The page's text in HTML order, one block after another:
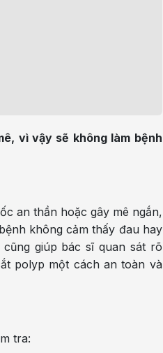
vì vậy sẽ không làm bệnh
an thần hoặc gây mê ngắn,
không cảm thấy đau hay
giúp bác sĩ quan sát rõ
polyp một cách an toàn và
tra: